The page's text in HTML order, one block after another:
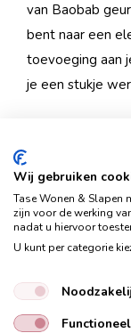
van Baobab
bent naar een
toevoeging aan
je een stukje
Blijf op
kortingen
exclusieve
Wij gebruiken
Tase Wonen & Slapen
zijn voor de werking
nadat u hiervoor
U kunt per categorie
Functioneel